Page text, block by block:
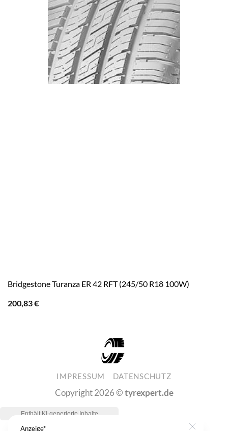
Bridgestone Turanza ER 42 RFT (245/50 R18 100W)
200,83€
IMPRESSUM DATENSCHUTZ
Copyright 2026 ©tyrexpert.de
Anzeige*